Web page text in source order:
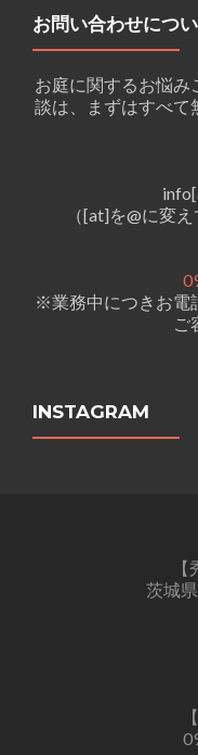
お問い合わせにつ
お庭に関するお悩み
談は、まずはすべて
（[at]を@に変
※業務中につきお電
ご
INSTAGRAM
茨城